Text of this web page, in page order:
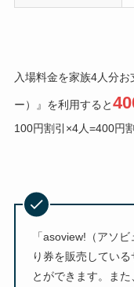
入場料金を家族4人分
ー）』を利用すると
100円割引×4人=400円割
「asoview!（アソ
り券を販売してい
とができます。ま